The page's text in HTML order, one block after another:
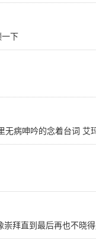
下
无病呻吟的念着台词 艾
拜直到最后再也不晓